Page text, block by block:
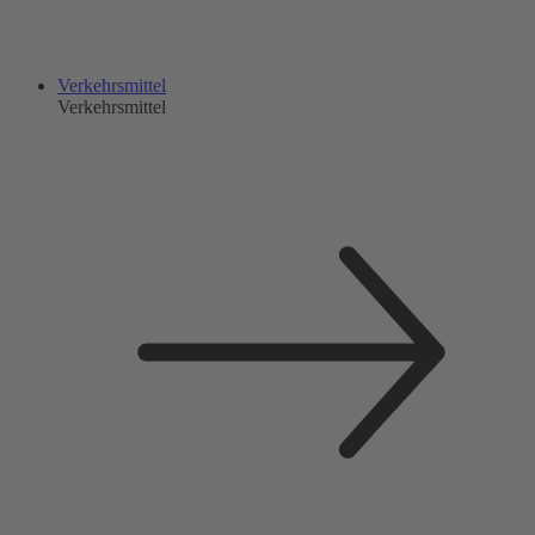
Verkehrsmittel
Verkehrsmittel